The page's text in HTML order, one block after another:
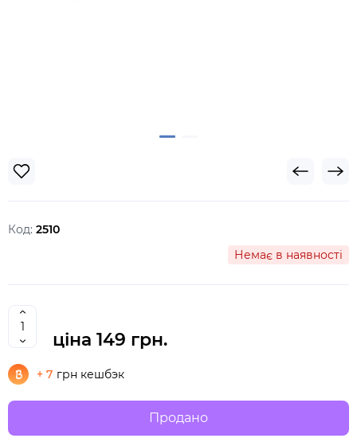
Код: 2510
Немає в наявності
ціна 149 грн.
+ 7 грн кешбэк
Продано